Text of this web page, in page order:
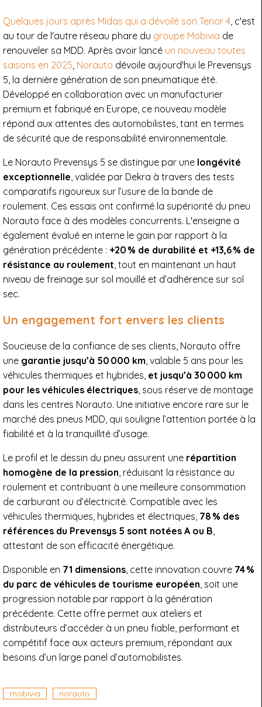
Quelques jours après Midas qui a dévoilé son Tenor 4 , c'est
au tour de l'autre réseau phare du groupe Mobivia de
renouveler sa MDD. Après avoir lancé un nouveau toutes
saisons en 2025 Norauto dévoile aujourd'hui le Prevensys
5, la dernière génération de son pneumatique été.
Développé en collaboration avec un manufacturier
premium et fabriqué en Europe, ce nouveau modèle
répond aux attentes des automobilistes, tant en termes
de sécurité que de responsabilité environnementale.
Le Norauto Prevensys 5 se distingue par une longévité
exceptionnelle , validée par Dekra à travers des tests
comparatifs rigoureux sur l’usure de la bande de
roulement. Ces essais ont confirmé la supériorité du pneu
Norauto face à des modèles concurrents. L'enseigne a
également évalué en interne le gain par rapport à la
génération précédente : +20 % de durabilité et +13,6 % de
résistance au roulement , tout en maintenant un haut
niveau de freinage sur sol mouillé et d’adhérence sur sol
sec.
Un engagement fort envers les clients
Soucieuse de la confiance de ses clients, Norauto offre
une garantie jusqu’à 50 000 km , valable 5 ans pour les
véhicules thermiques et hybrides, et jusqu’à 30 000 km
pour les véhicules électriques , sous réserve de montage
dans les centres Norauto. Une initiative encore rare sur le
marché des pneus MDD, qui souligne l’attention portée à la
fiabilité et à la tranquillité d’usage.
Le profil et le dessin du pneu assurent une répartition
homogène de la pression , réduisant la résistance au
roulement et contribuant à une meilleure consommation
de carburant ou d’électricité. Compatible avec les
véhicules thermiques, hybrides et électriques, 78 % des
références du Prevensys 5 sont notées A ou B
attestant de son efficacité énergétique.
Disponible en 71 dimensions , cette innovation couvre 74 %
du parc de véhicules de tourisme européen , soit une
progression notable par rapport à la génération
précédente. Cette offre permet aux ateliers et
distributeurs d’accéder à un pneu fiable, performant et
compétitif face aux acteurs premium, répondant aux
besoins d’un large panel d’automobilistes.
mobivia norauto